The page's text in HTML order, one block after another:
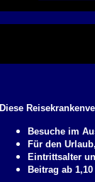
Diese
Besuche im
Für den
Eintrittsalter
Beitrag ab